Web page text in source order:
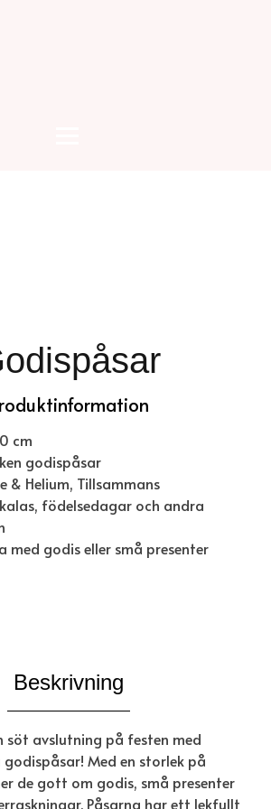
cm
godispåsar
& Helium, Tillsammans
födelsedagar och andra
med godis eller små presenter
Beskrivning
söt avslutning på festen med
Med en storlek på
de gott om godis, små presenter
Påsarna har ett lekfullt